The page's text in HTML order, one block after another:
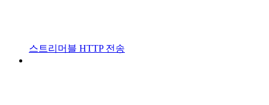
스트리머블 HTTP 전송